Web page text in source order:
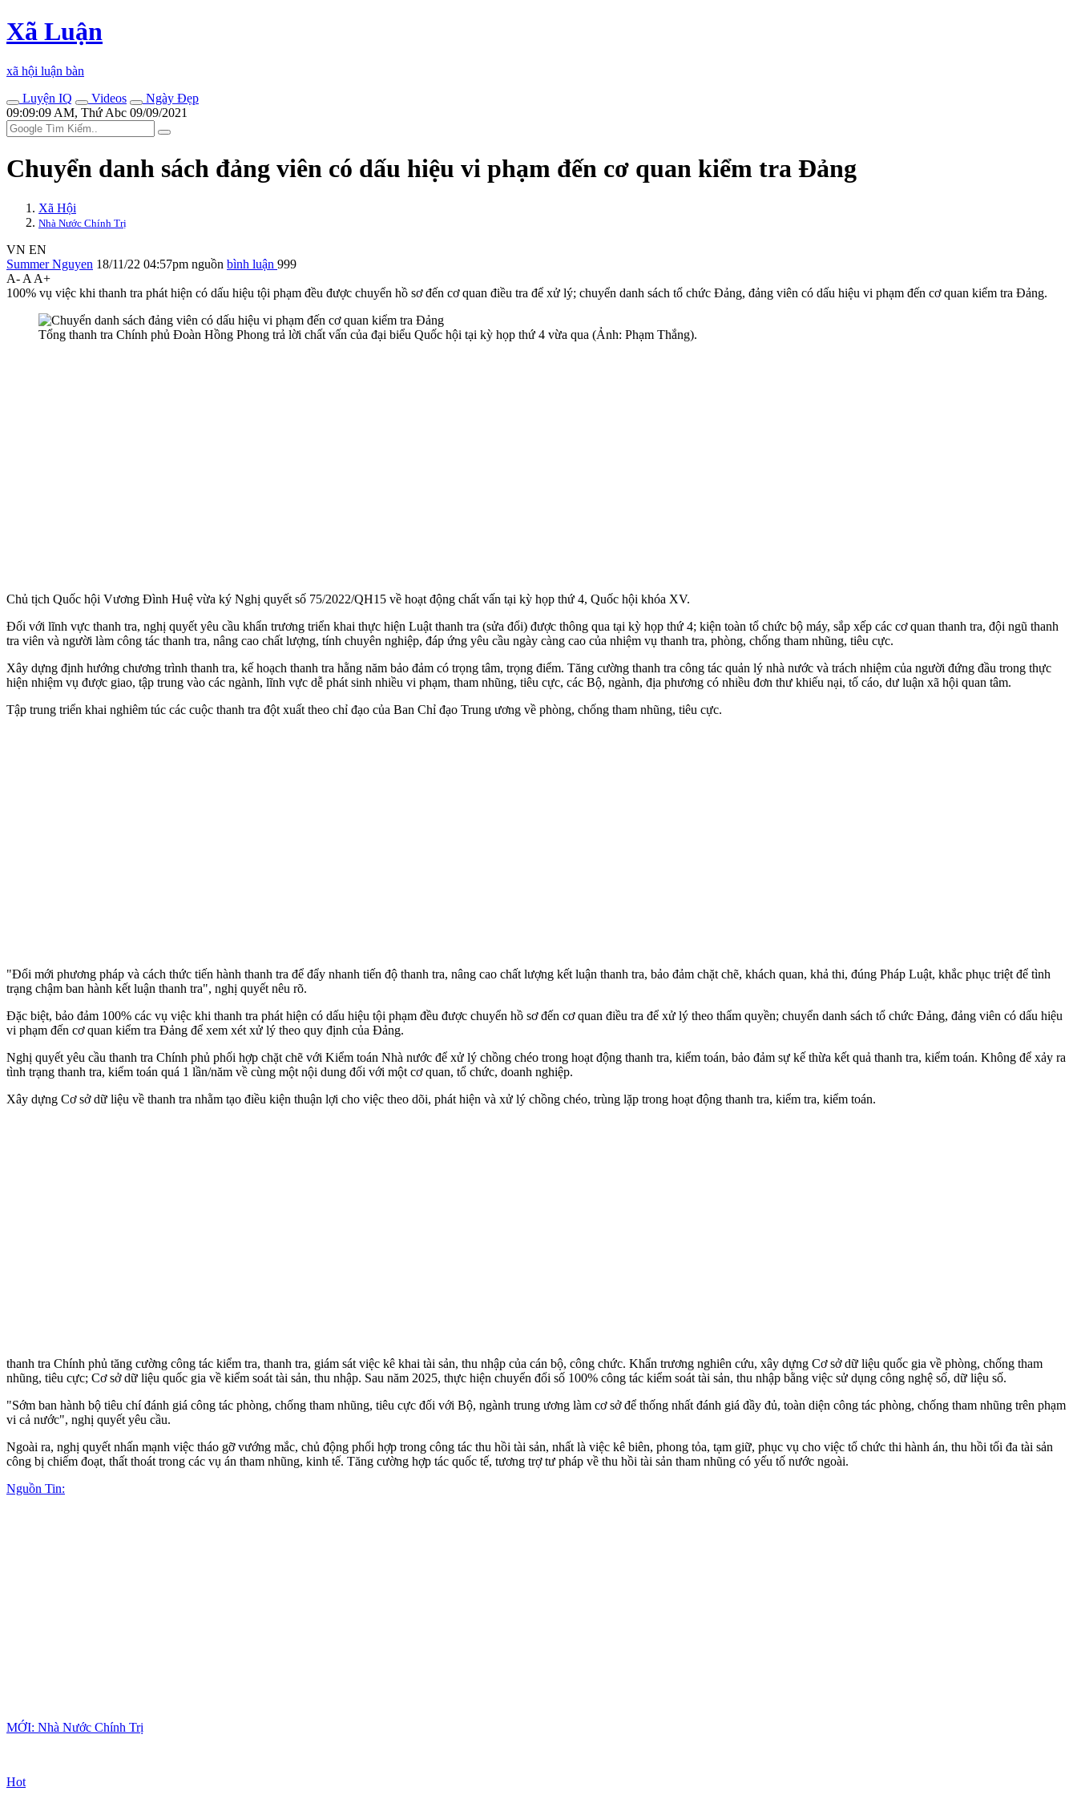
Xã Luận
xã hội luận bàn
Luyện IQ
Videos
Ngày Đẹp
09:09:09 AM, Thứ Abc 09/09/2021
Chuyển danh sách đảng viên có dấu hiệu vi phạm đến cơ quan kiểm tra Đảng
Xã Hội
Nhà Nước Chính Trị
VN EN
Summer Nguyen 18/11/22 04:57pm nguồn bình luận 999
A- A A+
100% vụ việc khi thanh tra phát hiện có dấu hiệu tội phạm đều được chuyển hồ sơ đến cơ quan điều tra để xử lý; chuyển danh sách tổ chức Đảng, đảng viên có dấu hiệu vi phạm đến cơ quan kiểm tra Đảng.
Tổng thanh tra Chính phủ Đoàn Hồng Phong trả lời chất vấn của đại biểu Quốc hội tại kỳ họp thứ 4 vừa qua (Ảnh: Phạm Thắng).
Chủ tịch Quốc hội Vương Đình Huệ vừa ký Nghị quyết số 75/2022/QH15 về hoạt động chất vấn tại kỳ họp thứ 4, Quốc hội khóa XV.
Đối với lĩnh vực thanh tra, nghị quyết yêu cầu khẩn trương triển khai thực hiện Luật thanh tra (sửa đổi) được thông qua tại kỳ họp thứ 4; kiện toàn tổ chức bộ máy, sắp xếp các cơ quan thanh tra, đội ngũ thanh
tra viên và người làm công tác thanh tra, nâng cao chất lượng, tính chuyên nghiệp, đáp ứng yêu cầu ngày càng cao của nhiệm vụ thanh tra, phòng, chống tham nhũng, tiêu cực.
Xây dựng định hướng chương trình thanh tra, kế hoạch thanh tra hằng năm bảo đảm có trọng tâm, trọng điểm. Tăng cường thanh tra công tác quản lý nhà nước và trách nhiệm của người đứng đầu trong thực
hiện nhiệm vụ được giao, tập trung vào các ngành, lĩnh vực dễ phát sinh nhiều vi phạm, tham nhũng, tiêu cực, các Bộ, ngành, địa phương có nhiều đơn thư khiếu nại, tố cáo, dư luận xã hội quan tâm.
Tập trung triển khai nghiêm túc các cuộc thanh tra đột xuất theo chỉ đạo của Ban Chỉ đạo Trung ương về phòng, chống tham nhũng, tiêu cực.
"Đổi mới phương pháp và cách thức tiến hành thanh tra để đẩy nhanh tiến độ thanh tra, nâng cao chất lượng kết luận thanh tra, bảo đảm chặt chẽ, khách quan, khả thi, đúng Pháp Luật, khắc phục triệt để tình
trạng chậm ban hành kết luận thanh tra", nghị quyết nêu rõ.
Đặc biệt, bảo đảm 100% các vụ việc khi thanh tra phát hiện có dấu hiệu tội phạm đều được chuyển hồ sơ đến cơ quan điều tra để xử lý theo thẩm quyền; chuyển danh sách tổ chức Đảng, đảng viên có dấu hiệu
vi phạm đến cơ quan kiểm tra Đảng để xem xét xử lý theo quy định của Đảng.
Nghị quyết yêu cầu thanh tra Chính phủ phối hợp chặt chẽ với Kiểm toán Nhà nước để xử lý chồng chéo trong hoạt động thanh tra, kiểm toán, bảo đảm sự kế thừa kết quả thanh tra, kiểm toán. Không để xảy ra
tình trạng thanh tra, kiểm toán quá 1 lần/năm về cùng một nội dung đối với một cơ quan, tổ chức, doanh nghiệp.
Xây dựng Cơ sở dữ liệu về thanh tra nhằm tạo điều kiện thuận lợi cho việc theo dõi, phát hiện và xử lý chồng chéo, trùng lặp trong hoạt động thanh tra, kiểm tra, kiểm toán.
thanh tra Chính phủ tăng cường công tác kiểm tra, thanh tra, giám sát việc kê khai tài sản, thu nhập của cán bộ, công chức. Khẩn trương nghiên cứu, xây dựng Cơ sở dữ liệu quốc gia về phòng, chống tham
nhũng, tiêu cực; Cơ sở dữ liệu quốc gia về kiểm soát tài sản, thu nhập. Sau năm 2025, thực hiện chuyển đổi số 100% công tác kiểm soát tài sản, thu nhập bằng việc sử dụng công nghệ số, dữ liệu số.
"Sớm ban hành bộ tiêu chí đánh giá công tác phòng, chống tham nhũng, tiêu cực đối với Bộ, ngành trung ương làm cơ sở để thống nhất đánh giá đầy đủ, toàn diện công tác phòng, chống tham nhũng trên phạm
vi cả nước", nghị quyết yêu cầu.
Ngoài ra, nghị quyết nhấn mạnh việc tháo gỡ vướng mắc, chủ động phối hợp trong công tác thu hồi tài sản, nhất là việc kê biên, phong tỏa, tạm giữ, phục vụ cho việc tổ chức thi hành án, thu hồi tối đa tài sản
công bị chiếm đoạt, thất thoát trong các vụ án tham nhũng, kinh tế. Tăng cường hợp tác quốc tế, tương trợ tư pháp về thu hồi tài sản tham nhũng có yếu tố nước ngoài.
Nguồn Tin:
MỚI: Nhà Nước Chính Trị
Hot